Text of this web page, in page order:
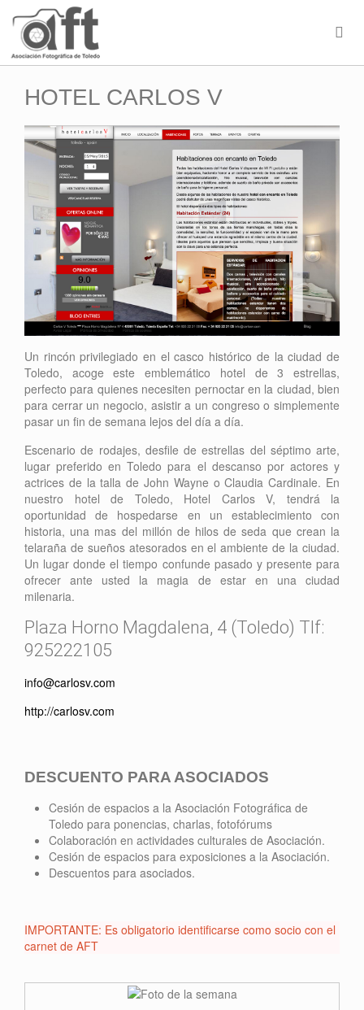
HOTEL CARLOS V
Un rincón privilegiado en el casco histórico de la ciudad de
Toledo, acoge este emblemático hotel de 3 estrellas,
perfecto para quienes necesiten pernoctar en la ciudad, bien
para cerrar un negocio, asistir a un congreso o simplemente
pasar un fin de semana lejos del día a día.
Escenario de rodajes, desfile de estrellas del séptimo arte,
lugar preferido en Toledo para el descanso por actores y
actrices de la talla de John Wayne o Claudia Cardinale. En
nuestro hotel de Toledo, Hotel Carlos V, tendrá la
oportunidad de hospedarse en un establecimiento con
historia, una mas del millón de hilos de seda que crean la
telaraña de sueños atesorados en el ambiente de la ciudad.
Un lugar donde el tiempo confunde pasado y presente para
ofrecer ante usted la magia de estar en una ciudad
milenaria.
Plaza Horno Magdalena, 4 (Toledo) Tlf:
925222105
info@carlosv.com
http://carlosv.com
DESCUENTO PARA ASOCIADOS
Cesión de espacios a la Asociación Fotográfica de
Toledo para ponencias, charlas, fotofórums
Colaboración en actividades culturales de Asociación.
Cesión de espacios para exposiciones a la Asociación.
Descuentos para asociados.
IMPORTANTE: Es obligatorio identificarse como socio con el
carnet de AFT